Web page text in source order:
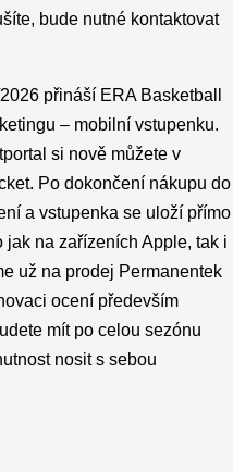
bude nutné kontaktovat
přináší ERA Basketball
– mobilní vstupenku.
si nově můžete v
Po dokončení nákupu do
a vstupenka se uloží přímo
na zařízeních Apple, tak i
už na prodej Permanentek
ocení především
mít po celou sezónu
nosit s sebou